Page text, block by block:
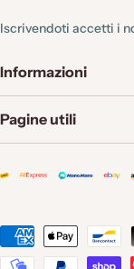
Iscrivendoti accetti i
Informazioni
Pagine utili
Metodi
di